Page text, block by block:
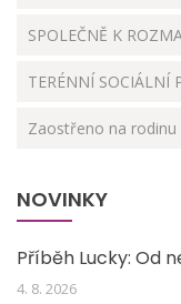
SPOLEČNĚ K
TERÉNNÍ SOCIÁLNÍ
Zaostřeno na rodinu
NOVINKY
Příběh Lucky: Od
4. 8. 2026